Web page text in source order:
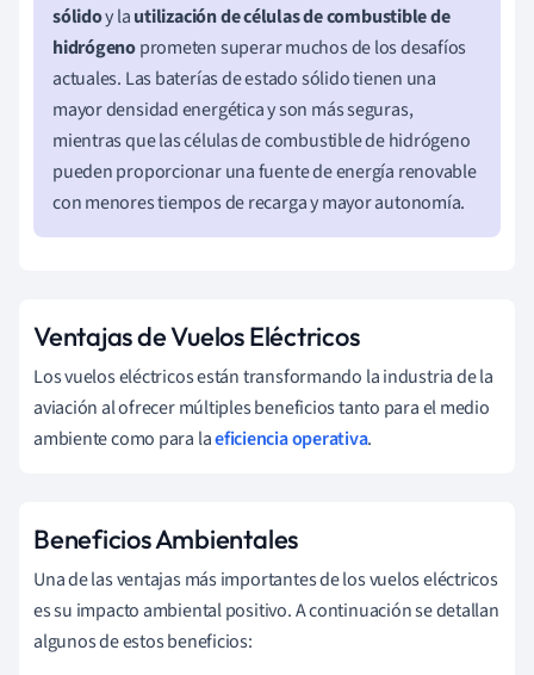
sólidoy lautilización de células de combustible de
hidrógenoprometen superar muchos de los desafíos
actuales. Las baterías de estado sólido tienen una
mayor densidad energética y son más seguras,
mientras que las células de combustible de hidrógeno
pueden proporcionar una fuente de energía renovable
con menores tiempos de recarga y mayor autonomía.
Ventajas de Vuelos Eléctricos
Los vuelos eléctricos están transformando la industria de la
aviación al ofrecer múltiples beneficios tanto para el medio
ambiente como para laeficiencia operativa.
Beneficios Ambientales
Una de las ventajas más importantes de los vuelos eléctricos
es su impacto ambiental positivo. A continuación se detallan
algunos de estos beneficios: